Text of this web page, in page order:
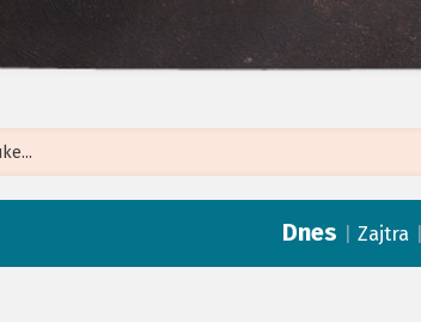
Dnes Zajtra